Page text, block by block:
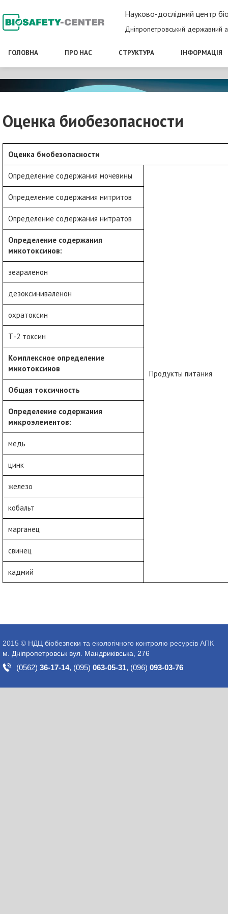
Науково-дослідний центр
Дніпропетровський державний
ГОЛОВНА ПРО НАС СТРУКТУРА ІНФОРМАЦІЯ
Оценка биобезопасности
Оценка биобезопасности
Определение содержания мочевины
Продукты питания
Определение содержания нитритов
Определение содержания нитратов
Определение содержания
микотоксинов:
зеараленон
дезоксиниваленон
охратоксин
Т-2 токсин
Комплексное определение
микотоксинов
Общая токсичность
Определение содержания
микроэлементов:
медь
цинк
железо
кобальт
марганец
свинец
кадмий
2015 © НДЦ біобезпеки та екологічного контролю ресурсів АПК
м. Дніпропетровськ вул. Мандриківська, 276
(0562) 36-17-14, (095) 063-05-31, (096) 093-03-76